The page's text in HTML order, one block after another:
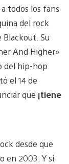
todos los fans
del rock
Blackout. Su
And Higher»
del hip-hop
el 14 de
que ¡tiene
desde que
en 2003. Y si